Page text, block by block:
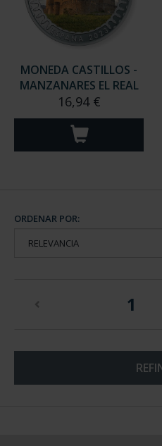
MONEDA CASTILLOS -
MANZANARES EL REAL
16,94 €
ORDENAR POR:
1